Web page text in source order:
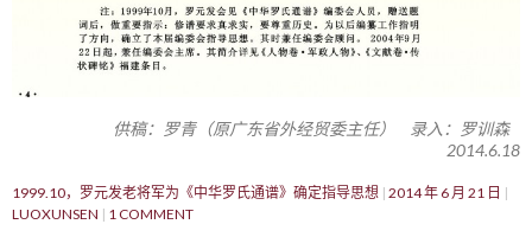
供稿：罗青（原广东省外经贸委主任） 录入：罗训森
2014.6.18
1999.10，罗元发老将军为《中华罗氏通谱》确定指导思想 2014 年 6 月 21 日
LUOXUNSEN
1 COMMENT